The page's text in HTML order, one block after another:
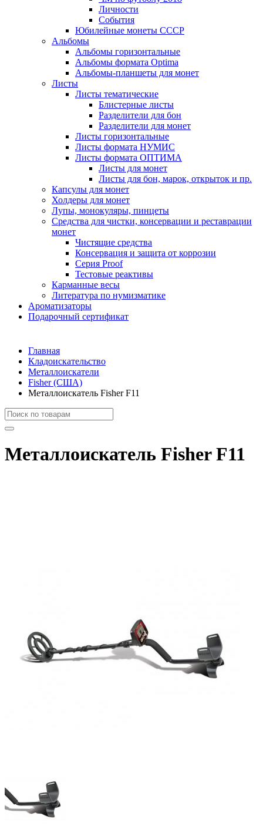
Личности
События
Юбилейные монеты СССР
Альбомы
Альбомы горизонтальные
Альбомы формата Optima
Альбомы-планшеты для монет
Листы
Листы тематические
Блистерные листы
Разделители для бон
Разделители для монет
Листы горизонтальные
Листы формата НУМИС
Листы формата ОПТИМА
Листы для монет
Листы для бон, марок, открыток и пр.
Капсулы для монет
Холдеры для монет
Лупы, монокуляры, пинцеты
Средства для чистки, консервации и реставрации
монет
Чистящие средства
Консервация и защита от коррозии
Серия Proof
Тестовые реактивы
Карманные весы
Литература по нумизматике
Ароматизаторы
Подарочный сертификат
Главная
Кладоискательство
Металлоискатели
Fisher (США)
Металлоискатель Fisher F11
Металлоискатель Fisher F11